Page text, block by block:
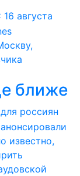
16 августа
ближе
россиян
известно,